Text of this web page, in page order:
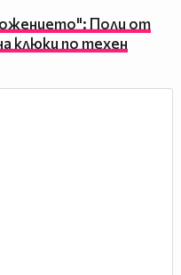
Поли от
клюки по техен